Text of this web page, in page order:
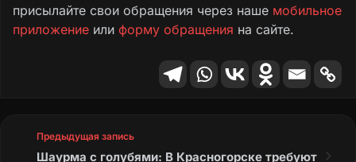
присылайте свои обращения через наше мобильное
приложение или форму обращения на сайте.
Предыдущая запись
Шаурма с голубями: В Красногорске требуют